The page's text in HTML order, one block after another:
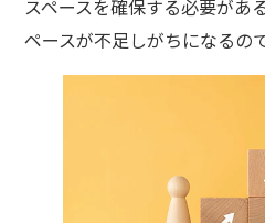
スペースを確保する必要があ
ペースが不足しがちになるので